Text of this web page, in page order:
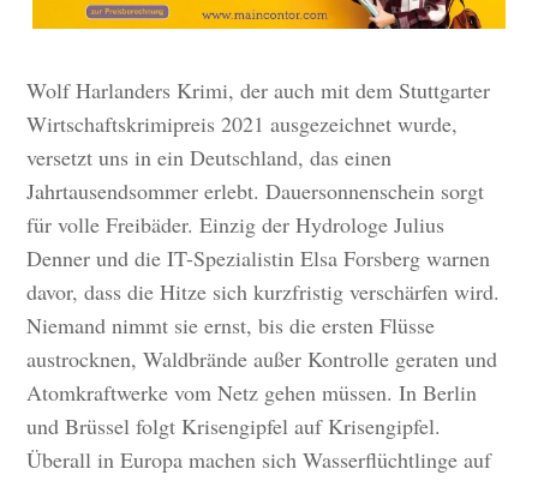
Wolf Harlanders Krimi, der auch mit dem Stuttgarter
Wirtschaftskrimipreis 2021 ausgezeichnet wurde,
versetzt uns in ein Deutschland, das einen
Jahrtausendsommer erlebt. Dauersonnenschein sorgt
für volle Freibäder. Einzig der Hydrologe Julius
Denner und die IT-Spezialistin Elsa Forsberg warnen
davor, dass die Hitze sich kurzfristig verschärfen wird.
Niemand nimmt sie ernst, bis die ersten Flüsse
austrocknen, Waldbrände außer Kontrolle geraten und
Atomkraftwerke vom Netz gehen müssen. In Berlin
und Brüssel folgt Krisengipfel auf Krisengipfel.
Überall in Europa machen sich Wasserflüchtlinge auf